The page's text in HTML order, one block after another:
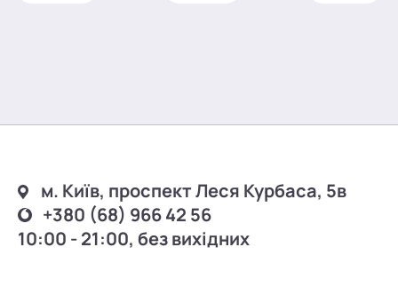
м. Київ, проспект Леся Курбаса, 5в
+380 (68) 966 42 56
10:00 - 21:00, без вихідних